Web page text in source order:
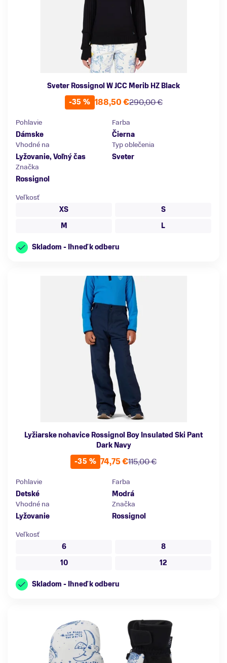
Sveter Rossignol W JCC Merib HZ Black
-35 %
290,00 €
188,50 €
Pohlavie
Dámske
Farba
Čierna
Vhodné na
Lyžovanie, Voľný čas
Typ oblečenia
Sveter
Značka
Rossignol
Veľkosť
XS
S
M
L
Skladom - Ihneď k odberu
Lyžiarske nohavice Rossignol Boy Insulated Ski Pant
Dark Navy
-35 %
115,00 €
74,75 €
Pohlavie
Detské
Farba
Modrá
Vhodné na
Lyžovanie
Značka
Rossignol
Veľkosť
6
8
10
12
Skladom - Ihneď k odberu